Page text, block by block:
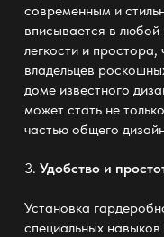
современным и
вписывается в
легкости и
владельцев
доме известного
может стать не
частью общего
3. Удобство и
Установка
специальных